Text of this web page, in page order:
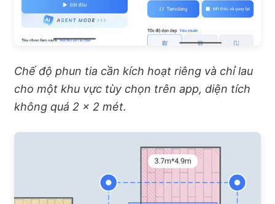
Chế độ phun tia cần kích hoạt riêng và chỉ lau
cho một khu vực tùy chọn trên app, diện tích
không quá 2 x 2 mét.